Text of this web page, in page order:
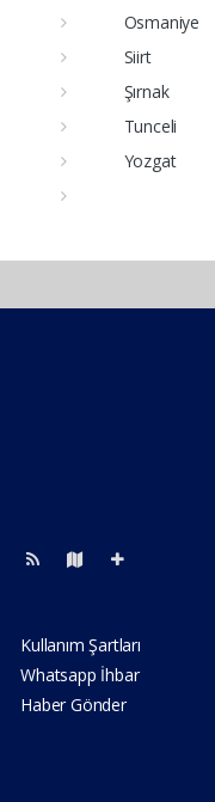
Osmaniye
Siirt
Şırnak
Tunceli
Yozgat
Kullanım Şartları
Whatsapp İhbar
Haber Gönder